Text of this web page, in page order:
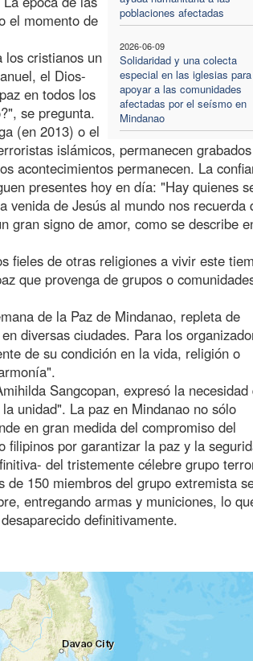
poblaciones afectadas
2026-06-09
Solidaridad y una colecta
especial en las iglesias para
apoyar a las comunidades
afectadas por el seísmo en
Mindanao
el momento de
los cristianos un
el Dios-
en todos los
se pregunta.
(en 2013) o el
islámicos, permanecen
acontecimientos permanecen. La
presentes hoy en día: "Hay quienes
venida de Jesús al mundo nos recuerda
gran signo de amor, como se describe
fieles de otras religiones a vivir este
que provenga de grupos o
de la Paz de Mindanao, repleta de
diversas ciudades. Para los
de su condición en la vida, religión o
Sangcopan, expresó la necesidad
unidad". La paz en Mindanao no sólo
en gran medida del compromiso del
filipinos por garantizar la paz y la
del tristemente célebre grupo
de 150 miembros del grupo extremista
entregando armas y municiones, lo
definitivamente.